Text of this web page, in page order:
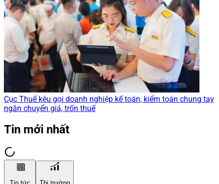
Cục Thuế kêu gọi doanh nghiệp kế toán, kiểm toán chung tay
ngăn chuyển giá, trốn thuế
Tin mới nhất